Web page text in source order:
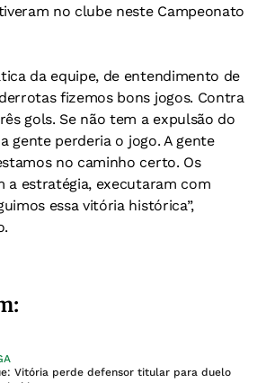
no clube neste Campeonato
da equipe, de entendimento de
fizemos bons jogos. Contra
gols. Se não tem a expulsão do
gente perderia o jogo. A gente
no caminho certo. Os
a estratégia, executaram com
essa vitória histórica”,
Vitória perde defensor titular para duelo